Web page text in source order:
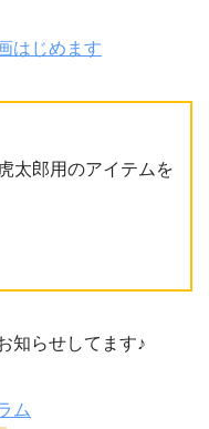
はじめます
太郎用のアイテムを
知らせしてます♪
ム